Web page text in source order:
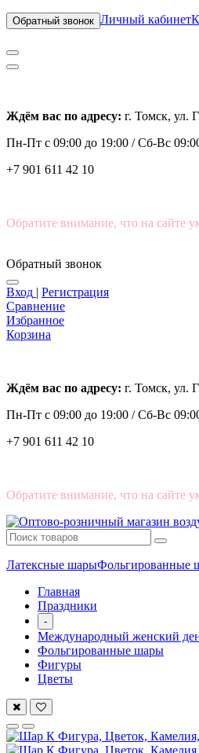
Обратный звонок Личный кабинет
Ждём вас по адресу: г. Томск, ул.
Пн-Пт с 09:00 до 19:00 /Сб-Вс
+7 901 611 42 10
Обратите внимание, что на сайте
Обратный звонок
Вход | Регистрация
Сравнение
Избранное
Корзина
Ждём вас по адресу: г. Томск, ул.
Пн-Пт с 09:00 до 19:00 /Сб-Вс
+7 901 611 42 10
Обратите внимание, что на сайте
Латексные шарыФольгированные
Главная
Праздники
-
Международный женский
Фольгированные шары
Фигуры
Цветы